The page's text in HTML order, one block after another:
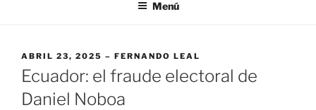
Menú
PUBLICADO
EL
ABRIL 23, 2025 FERNANDO LEAL
Ecuador: el fraude electoral de
Daniel Noboa